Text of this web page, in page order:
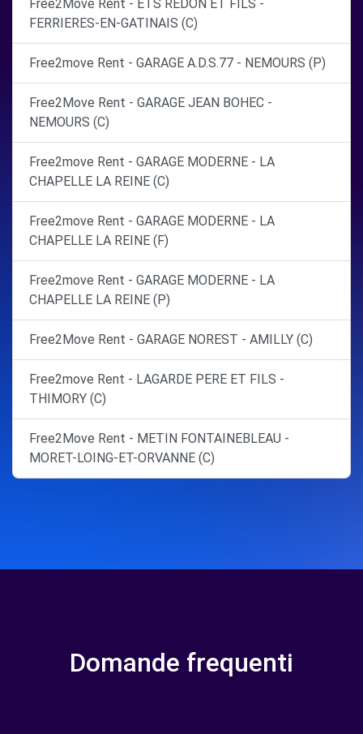
Free2Move Rent - ETS REDON ET FILS -
FERRIERES-EN-GATINAIS (C)
Free2move Rent - GARAGE A.D.S.77 - NEMOURS (P)
Free2Move Rent - GARAGE JEAN BOHEC -
NEMOURS (C)
Free2move Rent - GARAGE MODERNE - LA
CHAPELLE LA REINE (C)
Free2move Rent - GARAGE MODERNE - LA
CHAPELLE LA REINE (F)
Free2move Rent - GARAGE MODERNE - LA
CHAPELLE LA REINE (P)
Free2Move Rent - GARAGE NOREST - AMILLY (C)
Free2move Rent - LAGARDE PERE ET FILS -
THIMORY (C)
Free2Move Rent - METIN FONTAINEBLEAU -
MORET-LOING-ET-ORVANNE (C)
Domande frequenti